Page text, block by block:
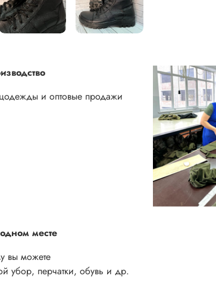
и оптовые продажи
месте
вы можете
убор, перчатки, обувь и др.